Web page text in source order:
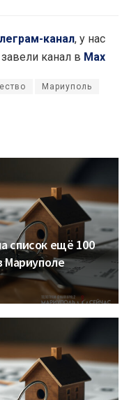
канал, у нас
канал в Max
Мариуполь
список ещё 100
Мариуполе